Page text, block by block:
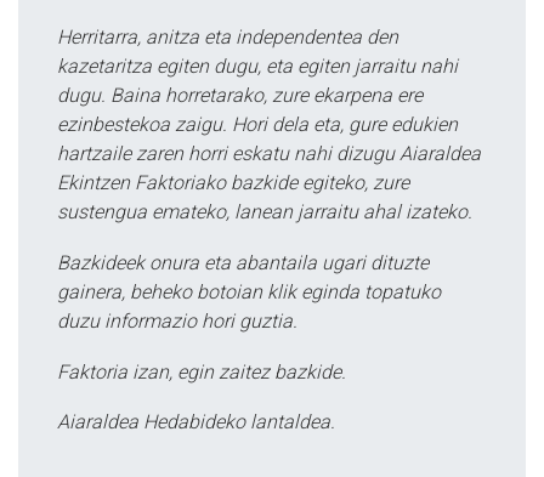
Herritarra, anitza eta independentea den
kazetaritza egiten dugu, eta egiten jarraitu nahi
dugu. Baina horretarako, zure ekarpena ere
ezinbestekoa zaigu. Hori dela eta, gure edukien
hartzaile zaren horri eskatu nahi dizugu Aiaraldea
Ekintzen Faktoriako bazkide egiteko, zure
sustengua emateko, lanean jarraitu ahal izateko.
Bazkideek onura eta abantaila ugari dituzte
gainera, beheko botoian klik eginda topatuko
duzu informazio hori guztia.
Faktoria izan, egin zaitez bazkide.
Aiaraldea Hedabideko lantaldea.